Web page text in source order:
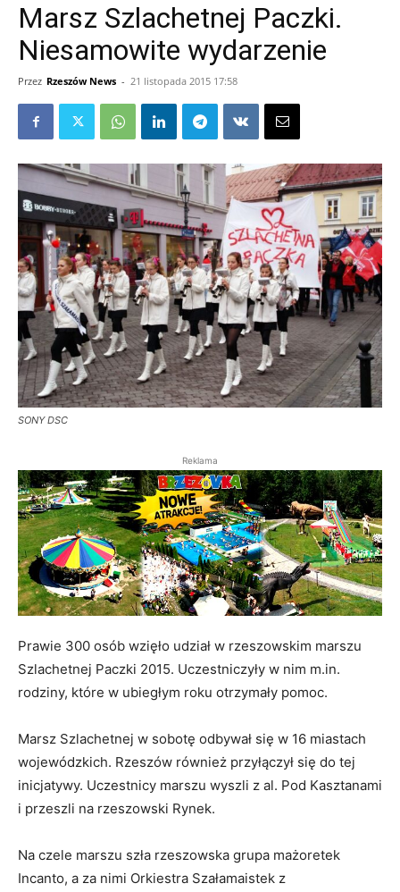
Marsz Szlachetnej Paczki.
Niesamowite wydarzenie
Przez Rzeszów News - 21 listopada 2015 17:58
SONY DSC
Reklama
Prawie 300 osób wzięło udział w rzeszowskim marszu
Szlachetnej Paczki 2015. Uczestniczyły w nim m.in.
rodziny, które w ubiegłym roku otrzymały pomoc.
Marsz Szlachetnej w sobotę odbywał się w 16 miastach
wojewódzkich. Rzeszów również przyłączył się do tej
inicjatywy. Uczestnicy marszu wyszli z al. Pod Kasztanami
i przeszli na rzeszowski Rynek.
Na czele marszu szła rzeszowska grupa mażoretek
Incanto, a za nimi Orkiestra Szałamaistek z